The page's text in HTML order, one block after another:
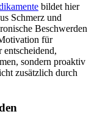
bildet hier
Schmerz und
Beschwerden
für
sondern proaktiv
zusätzlich durch